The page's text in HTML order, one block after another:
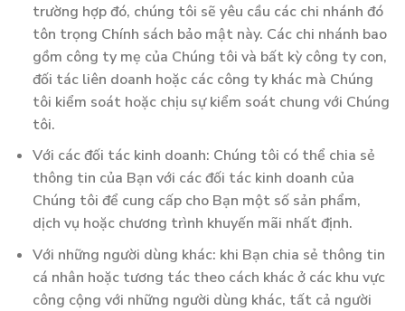
trường hợp đó, chúng tôi sẽ yêu cầu các chi nhánh đó
tôn trọng Chính sách bảo mật này. Các chi nhánh bao
gồm công ty mẹ của Chúng tôi và bất kỳ công ty con,
đối tác liên doanh hoặc các công ty khác mà Chúng
tôi kiểm soát hoặc chịu sự kiểm soát chung với Chúng
tôi.
Với các đối tác kinh doanh: Chúng tôi có thể chia sẻ
thông tin của Bạn với các đối tác kinh doanh của
Chúng tôi để cung cấp cho Bạn một số sản phẩm,
dịch vụ hoặc chương trình khuyến mãi nhất định.
Với những người dùng khác: khi Bạn chia sẻ thông tin
cá nhân hoặc tương tác theo cách khác ở các khu vực
công cộng với những người dùng khác, tất cả người